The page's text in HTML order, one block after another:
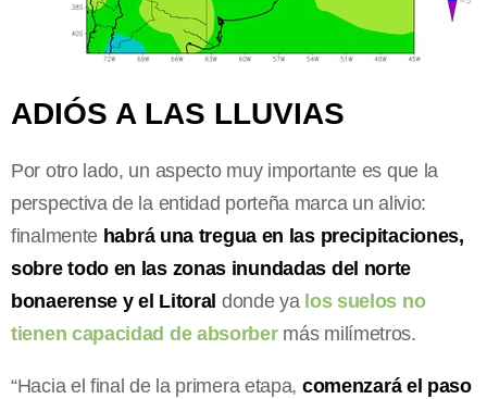
ADIÓS A LAS LLUVIAS
Por otro lado, un aspecto muy importante es que la
perspectiva de la entidad porteña marca un alivio:
finalmente habrá una tregua en las precipitaciones,
sobre todo en las zonas inundadas del norte
bonaerense y el Litoral donde ya los suelos no
tienen capacidad de absorbermás milímetros.
“Hacia el final de la primera etapa, comenzará el paso